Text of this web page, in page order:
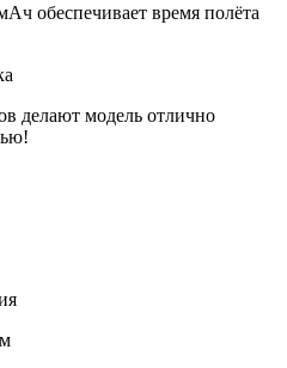
обеспечивает время полёта
делают модель отлично